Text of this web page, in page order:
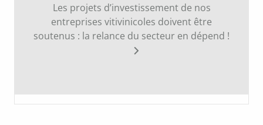
Les projets d’investissement de nos
entreprises vitivinicoles doivent être
soutenus : la relance du secteur en dépend !